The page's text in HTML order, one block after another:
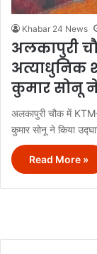
Khabar 24 News
अलकापुरी
अत्याधुनिक
कुमार सोनू ने
अलकापुरी चौक में
कुमार सोनू ने किया
Read More »